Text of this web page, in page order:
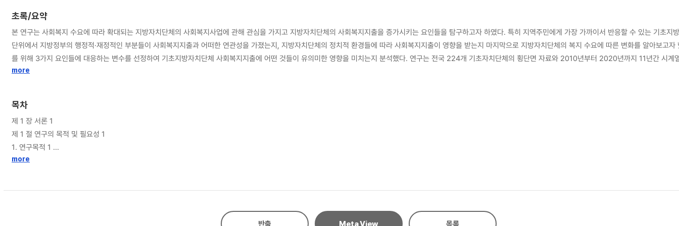
초록/요약
본 연구는 사회복지 수요에 따라 확대되는 지방자치단체의 사회복지사업에 관해 관심을 가지고 지방자치단체의 사회복지지출을 증가시키는 요인들을 탐구하고자 하였다. 특히 지역주민에게 가장 가까이서 반응할 수 있는 기초지
단위에서 지방정부의 행정적·재정적인 부분들이 사회복지지출과 어떠한 연관성을 가졌는지, 지방자치단체의 정치적 환경들에 따라 사회복지지출이 영향을 받는지 마지막으로 지방자치단체의 복지 수요에 따른 변화를 알아보고자
를 위해 3가지 요인들에 대응하는 변수를 선정하여 기초지방자치단체 사회복지지출에 어떤 것들이 유의미한 영향을 미치는지 분석했다. 연구는 전국 224개 기초자치단체의 횡단면 자료와 2010년부터 2020년까지 11년간 시계열 자료가
합쳐진 패널데이터를 활용하여 진행되었다. 사회복지예산지출은 지역마다 절대적인 금액적 차이가 발생하기 때문에 지자체별로 사회복지에 어느 정도의 예산을 할당하는지 나타내는 사회복지예산 비중을 종속변수로 두었다. 독
던‘지방의회 과반수 의석의 소속정당’에 대한 부분을 검토하여 정당의 이념에 대한 부분에 주목한 데 의미가 있다. 한편, 사회경제적 요인을 탐색하기 위해서 각 지방자치단체의 인구를 활용했는데 인구수는 단위가 크기 때문에 부
과를 일으킬 가능성이 있어 자연로그를 취해 단위를 낮추어 분석했다. 또한, 고령화 사회에 따라 증가하는 사회복지 수요의 부분을 검토하기 위해 고령 인구비율을 독립변수로 선정했다. 분석방법은 크게 세 가지 부분으로 구성된다. 첫째,
패널데이터를 분석하기 위한 모형추정과 둘째, 변수들의 일반적 특성을 분석하는 기술통계과 상관관계 분석, 마지막으로 연구결과로 구성된다. 먼저 모형추정을 위한 분석은 다음과 같다. 합동 OLS와 고정효과모형 중 적절한 모
위해 F-test를 진행한 결과, 합동 OLS보다는 고정효과모형이 적절한 것으로 나타났다. 다음으로는 합동 OLS 모형과 확률효과모형은 Breusch and Pagan의 LM 검정을 통해 적절성을 판단했는데, 합동 OLS 보다 확률효과모형
것으로 나타났다. 고정효과모형과 확률효과모형중 본 연구에서 활용하는 패널데이터에 적절한 모형을 추정하기 위해 Hausman 검정을 실시했다. 그 결과 고정효과 모형이 본 연구를 위해 적정한 모형으로 나타나 고정효과모형을
을 미치는 결과가 도출되었다. 사회경제적 요인으로 선정한 고령 인구비율과 인구수는 모두 사회복지예산 비중에 정적 영향을 미치는 것으로 나타났다. 2000년대 시작된 사회복지사업의 이양사업 정책으로 지방자치단체가 사회복지 제공
영향력이 증대된 지방자치단체 사회복지지출에 영향을 미치는 요소에 대한 논의가 지속해서 이루어져 왔다. 그러나 지방자치단체 사회복지재정에 영향을 미치는 요인들은 학자마다 다양하게 나타나고 있는데, 이렇게 각각 연구에
more
목차
제 1 장 서론 1
제 1 절 연구의 목적 및 필요성 1
1. 연구목적 1
more
반출 Meta View 목록